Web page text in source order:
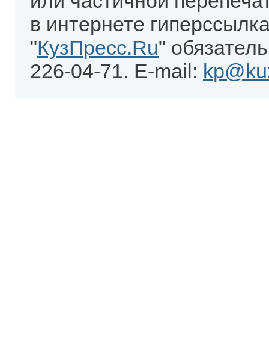
в интернете
"КузПресс.Ru"
226-04-71. E-mail: